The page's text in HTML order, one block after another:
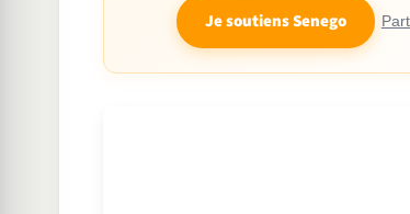
Je soutiens Senego